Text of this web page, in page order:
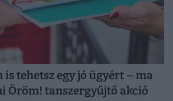
is tehetsz egy jó ügyért – ma
Öröm! tanszergyűjtő akció